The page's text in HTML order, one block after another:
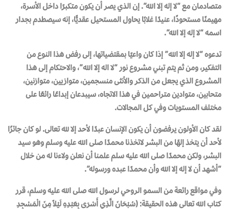
متصادمان مع “لا إله إلا الله”. إن الذي يصر أن يكون متكبرًا داخل الأسرة،
مهيمنًا مستحوذًا، عنيدًا غلابًا يحاول المستحيل عقديًّا، إنه سيصطدم بجدار
اسمه “لا إله إلا الله”.
تدعوه “لا إله إلا الله” إذا كان واعيًا بمقتضياتها، إلى رفض هذا النوع من
التفكير، ومن ثم يتم تبني مشروع نور “لا اله إلا الله”، والاحتكام إلى هذا
المشروع الذي يجعل من الذكر والأنثى منسجمين، متوازيين، متوازنين،
متحابين، متوادين متراحمين في هذا الاتجاه، سيبدعان إبداعًا رائعًا على
مختلف المستويات وفي كل المجالات.
لقد كان الأولون يرفضون أن يكون الإنسان عبدًا لأحد إلا لله تعالى. لو كان جائزًا
لأحد أن يتخذ إلهًا من البشر لاتخذنا محمدًا صلى الله عليه وسلم وهو سيد
البشر، ولكن محمدًا صلى الله عليه سلم علمنا أن نعلن ولاءنا له من خلال
“أشهد أن لا إله إلا الله وأن محمدًا عبده ورسوله”.
وفي مواقع رائعة من السمو الروحي لرسول الله صلى الله عليه وسلم، قرر
كتاب الله تعالى هذه الحقيقة: (سُبْحَانَ الَّذِي أَسْرَى بِعَبْدِهِ لَيْلاً مِنَ الْمَسْجِدِ